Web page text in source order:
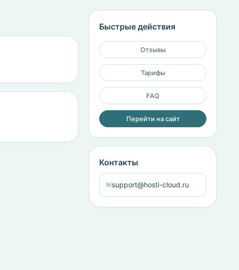
Быстрые действия
Отзывы
Тарифы
FAQ
Перейти на сайт
Контакты
✉support@hosti-cloud.ru